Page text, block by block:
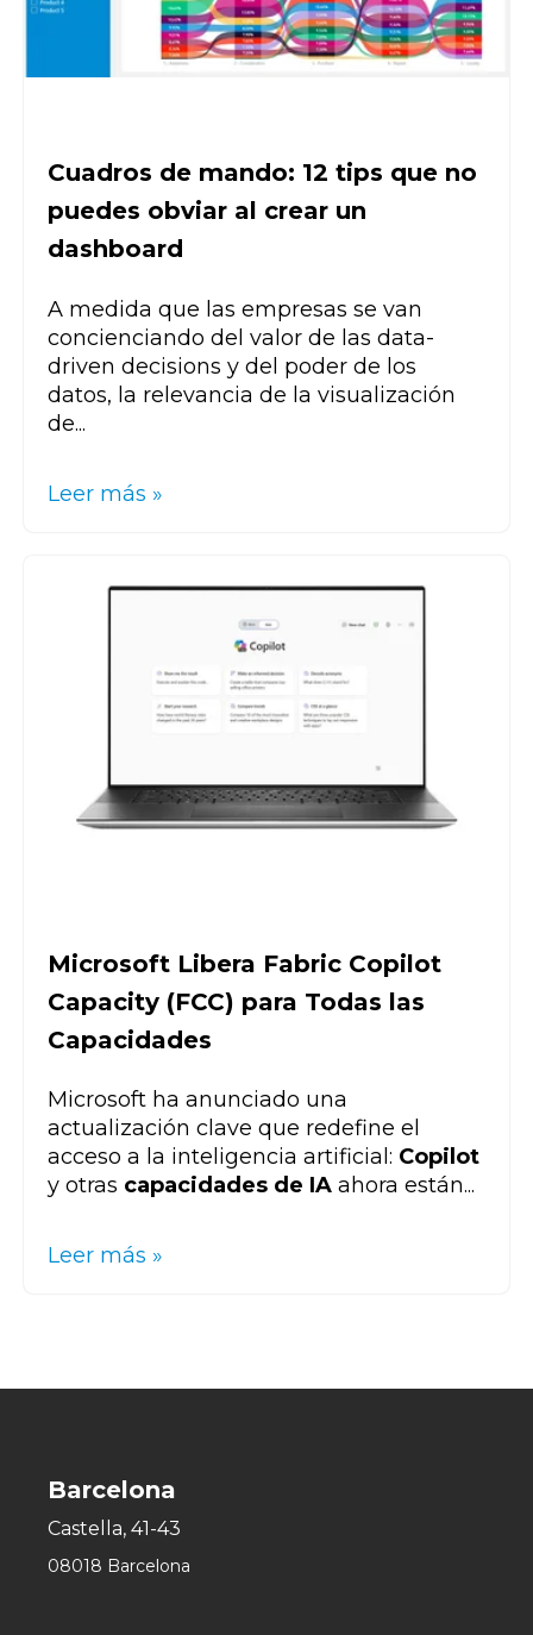
Cuadros de mando: 12 tips que no
puedes obviar al crear un
dashboard
A medida que las empresas se van
concienciando del valor de las data-
driven decisions y del poder de los
datos, la relevancia de la visualización
de...
Leer más »
Microsoft Libera Fabric Copilot
Capacity (FCC) para Todas las
Capacidades
Microsoft ha anunciado una
actualización clave que redefine el
acceso a la inteligencia artificial: Copilot
y otras capacidades de IA ahora están...
Leer más »
Barcelona
Castella, 41-43
08018 Barcelona